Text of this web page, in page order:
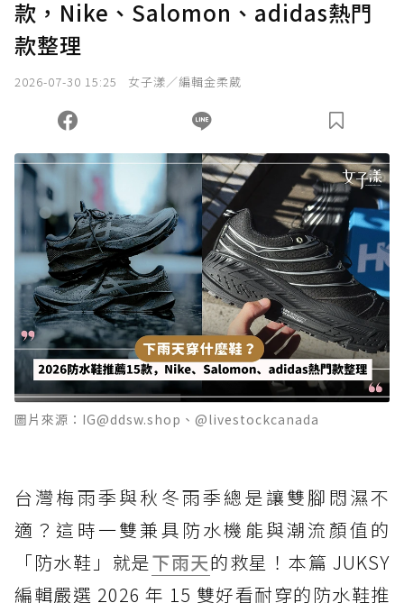
款，Nike、Salomon、adidas熱門
款整理
2026-07-30 15:25 女子漾／編輯金柔葳
圖片來源：IG@ddsw.shop、@livestockcanada
台灣梅雨季與秋冬雨季總是讓雙腳悶濕不
適？這時一雙兼具防水機能與潮流顏值的
「防水鞋」就是下雨天的救星！本篇 JUKSY
編輯嚴選 2026 年 15 雙好看耐穿的防水鞋推